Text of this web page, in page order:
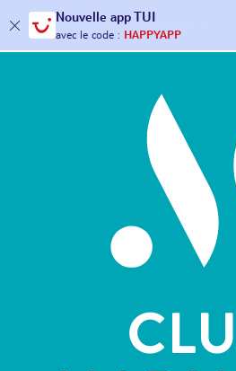
Nouvelle app TUI
30€ offerts*sur votrevoyage !
avec le code :HAPPYAPP
Hôtels & Clubs